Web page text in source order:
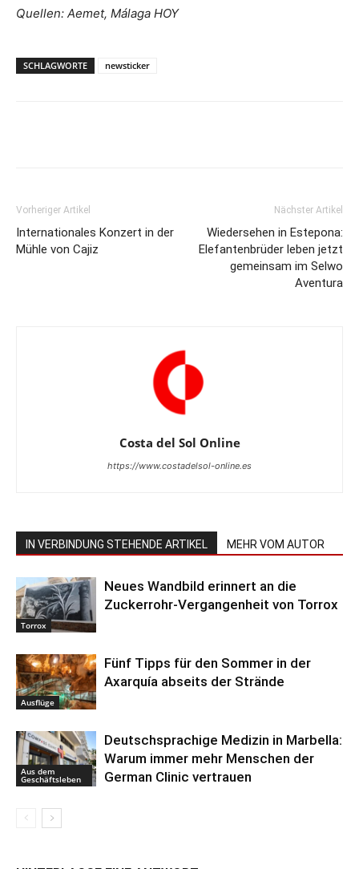
Quellen: Aemet, Málaga HOY
SCHLAGWORTE newsticker
Vorheriger Artikel
Internationales Konzert in der
Mühle von Cajiz
Nächster Artikel
Wiedersehen in Estepona:
Elefantenbrüder leben jetzt
gemeinsam im Selwo
Aventura
Costa del Sol Online
https://www.costadelsol-online.es
IN VERBINDUNG STEHENDE ARTIKEL MEHR VOM AUTOR
Torrox
Neues Wandbild erinnert an die
Zuckerrohr-Vergangenheit von Torrox
Ausflüge
Fünf Tipps für den Sommer in der
Axarquía abseits der Strände
Aus dem
Geschäftsleben
Deutschsprachige Medizin in Marbella:
Warum immer mehr Menschen der
German Clinic vertrauen